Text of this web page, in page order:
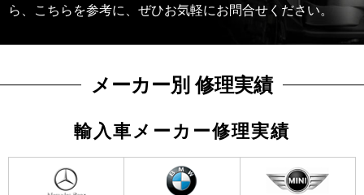
ら、こちらを参考に、ぜひお気軽にお問合せください。
メーカー別 修理実績
輸入車メーカー修理実績